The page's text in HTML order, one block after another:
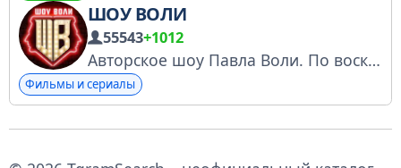
ШОУ ВОЛИ
55543+1012
Авторское шоу Павла Воли. По воскресеньям в 23:00 на ТНТ! Номер заявки в реестре Роскомнадзора - 4835039663
Фильмы и сериалы